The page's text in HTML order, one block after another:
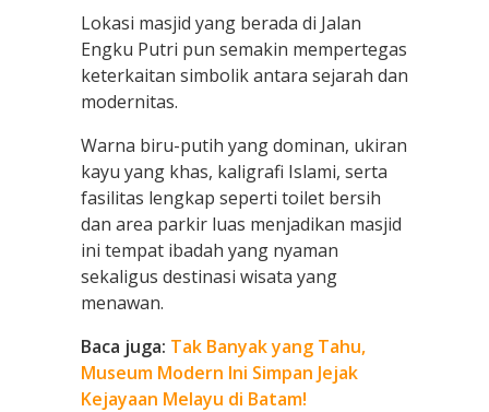
Lokasi masjid yang berada di Jalan
Engku Putri pun semakin mempertegas
keterkaitan simbolik antara sejarah dan
modernitas.
Warna biru-putih yang dominan, ukiran
kayu yang khas, kaligrafi Islami, serta
fasilitas lengkap seperti toilet bersih
dan area parkir luas menjadikan masjid
ini tempat ibadah yang nyaman
sekaligus destinasi wisata yang
menawan.
Baca juga: Tak Banyak yang Tahu,
Museum Modern Ini Simpan Jejak
Kejayaan Melayu di Batam!